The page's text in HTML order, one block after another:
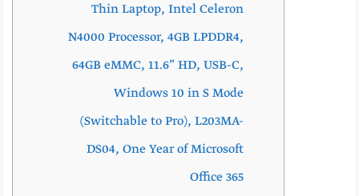
Thin Laptop, Intel Celeron
N4000 Processor, 4GB LPDDR4,
64GB eMMC, 11.6” HD, USB-C,
Windows 10 in S Mode
(Switchable to Pro), L203MA-
DS04, One Year of Microsoft
Office 365